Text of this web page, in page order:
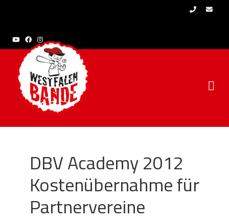
DBV Academy 2012
Kostenübernahme für
Partnervereine